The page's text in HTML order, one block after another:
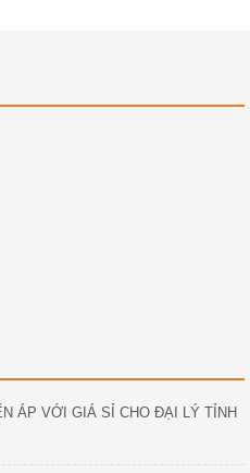
ÁP VỚI GIÁ SỈ CHO ĐẠI LÝ TỈNH